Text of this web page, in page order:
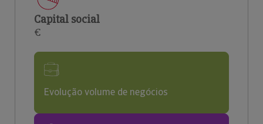
Capital social
€
Evolução volume de negócios